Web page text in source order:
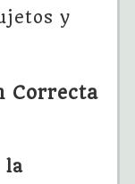
y
Correcta
la